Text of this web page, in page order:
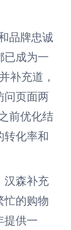
品牌忠诚
已成为一
补充道，
问页面两
前优化结
转化率和
汉森补充
忙的购物
提供一